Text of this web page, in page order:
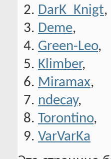
DarK_Knigt,
Deme,
Green-Leo,
Klimber,
Miramax,
ndecay,
Torontino,
VarVarKa